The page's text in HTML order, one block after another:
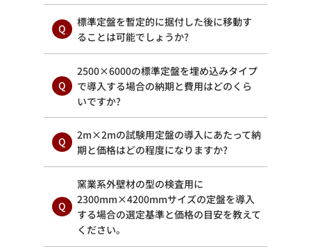
標準定盤を暫定的に据付した後に移動す
ることは可能でしょうか?
2500×6000の標準定盤を埋め込みタイプ
で導入する場合の納期と費用はどのくら
いですか?
2m×2mの試験用定盤の導入にあたって納
期と価格はどの程度になりますか?
窯業系外壁材の型の検査用に
2300mm×4200mmサイズの定盤を導入
する場合の選定基準と価格の目安を教えて
ください。